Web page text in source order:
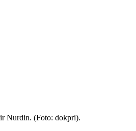
Nurdin. (Foto: dokpri).